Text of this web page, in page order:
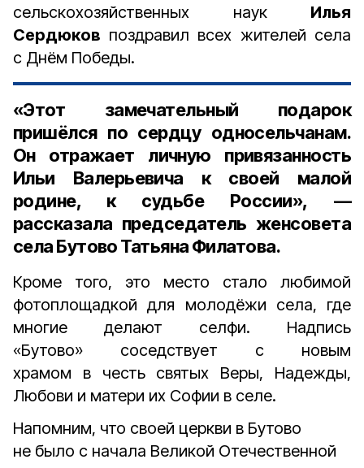
сельскохозяйственных наук Илья
Сердюков поздравил всех жителей села
с Днём Победы.
«Этот замечательный подарок
пришёлся по сердцу односельчанам.
Он отражает личную привязанность
Ильи Валерьевича к своей малой
родине, к судьбе России», —
рассказала председатель женсовета
села Бутово Татьяна Филатова.
Кроме того, это место стало любимой
фотоплощадкой для молодёжи села, где
многие делают селфи. Надпись
«Бутово» соседствует с новым
храмом в честь святых Веры, Надежды,
Любови и матери их Софии в селе.
Напомним, что своей церкви в Бутово
не было с начала Великой Отечественной